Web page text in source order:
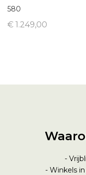
580
€ 1.249,00
-
- Winkels